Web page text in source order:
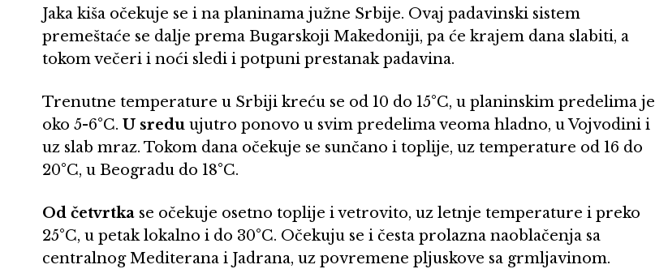
Jaka kiša očekuje se i na planinama južne Srbije. Ovaj padavinski sistem
premeštaće se dalje prema Bugarskoji Makedoniji, pa će krajem dana slabiti, a
tokom večeri i noći sledi i potpuni prestanak padavina.
Trenutne temperature u Srbiji kreću se od 10 do 15°C, u planinskim predelima je
oko 5-6°C. U sredu ujutro ponovo u svim predelima veoma hladno, u Vojvodini i
uz slab mraz. Tokom dana očekuje se sunčano i toplije, uz temperature od 16 do
20°C, u Beogradu do 18°C.
Od četvrtka se očekuje osetno toplije i vetrovito, uz letnje temperature i preko
25°C, u petak lokalno i do 30°C. Očekuju se i česta prolazna naoblačenja sa
centralnog Mediterana i Jadrana, uz povremene pljuskove sa grmljavinom.